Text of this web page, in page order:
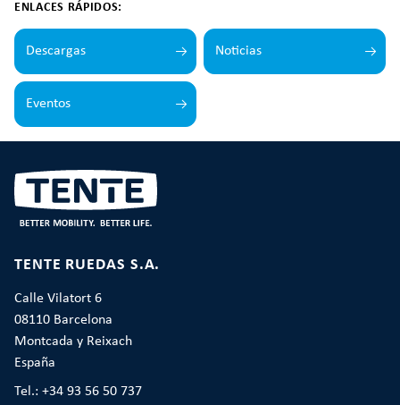
ENLACES RÁPIDOS:
Descargas Noticias
Eventos
TENTE RUEDAS S.A.
Calle Vilatort 6
08110 Barcelona
Montcada y Reixach
España
Tel.: +34 93 56 50 737